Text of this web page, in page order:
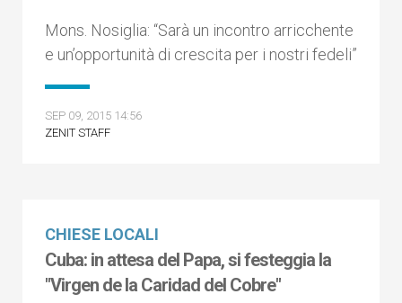
Mons. Nosiglia: “Sarà un incontro arricchente
e un’opportunità di crescita per i nostri fedeli”
SEP 09, 2015 14:56
ZENIT STAFF
CHIESE LOCALI
Cuba: in attesa del Papa, si festeggia la
"Virgen de la Caridad del Cobre"